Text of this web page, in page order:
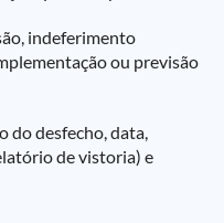
indeferimento
ou previsão
do desfecho, data,
de vistoria) e